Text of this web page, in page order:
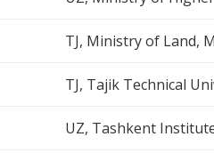
TJ, Ministry of Land,
TJ, Tajik Technical
UZ, Tashkent